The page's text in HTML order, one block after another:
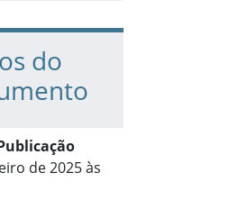
do
de 2025 às